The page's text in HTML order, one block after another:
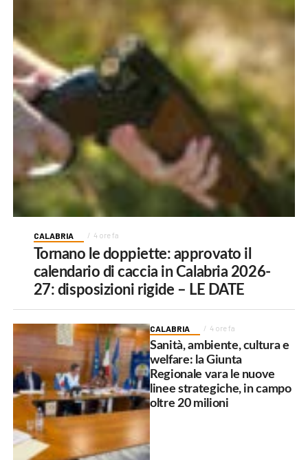
CALABRIA 4 ore fa
Tornano le doppiette: approvato il
calendario di caccia in Calabria 2026-
27: disposizioni rigide – LE DATE
CALABRIA 4 ore fa
Sanità, ambiente, cultura e
welfare: la Giunta
Regionale vara le nuove
linee strategiche, in campo
oltre 20 milioni